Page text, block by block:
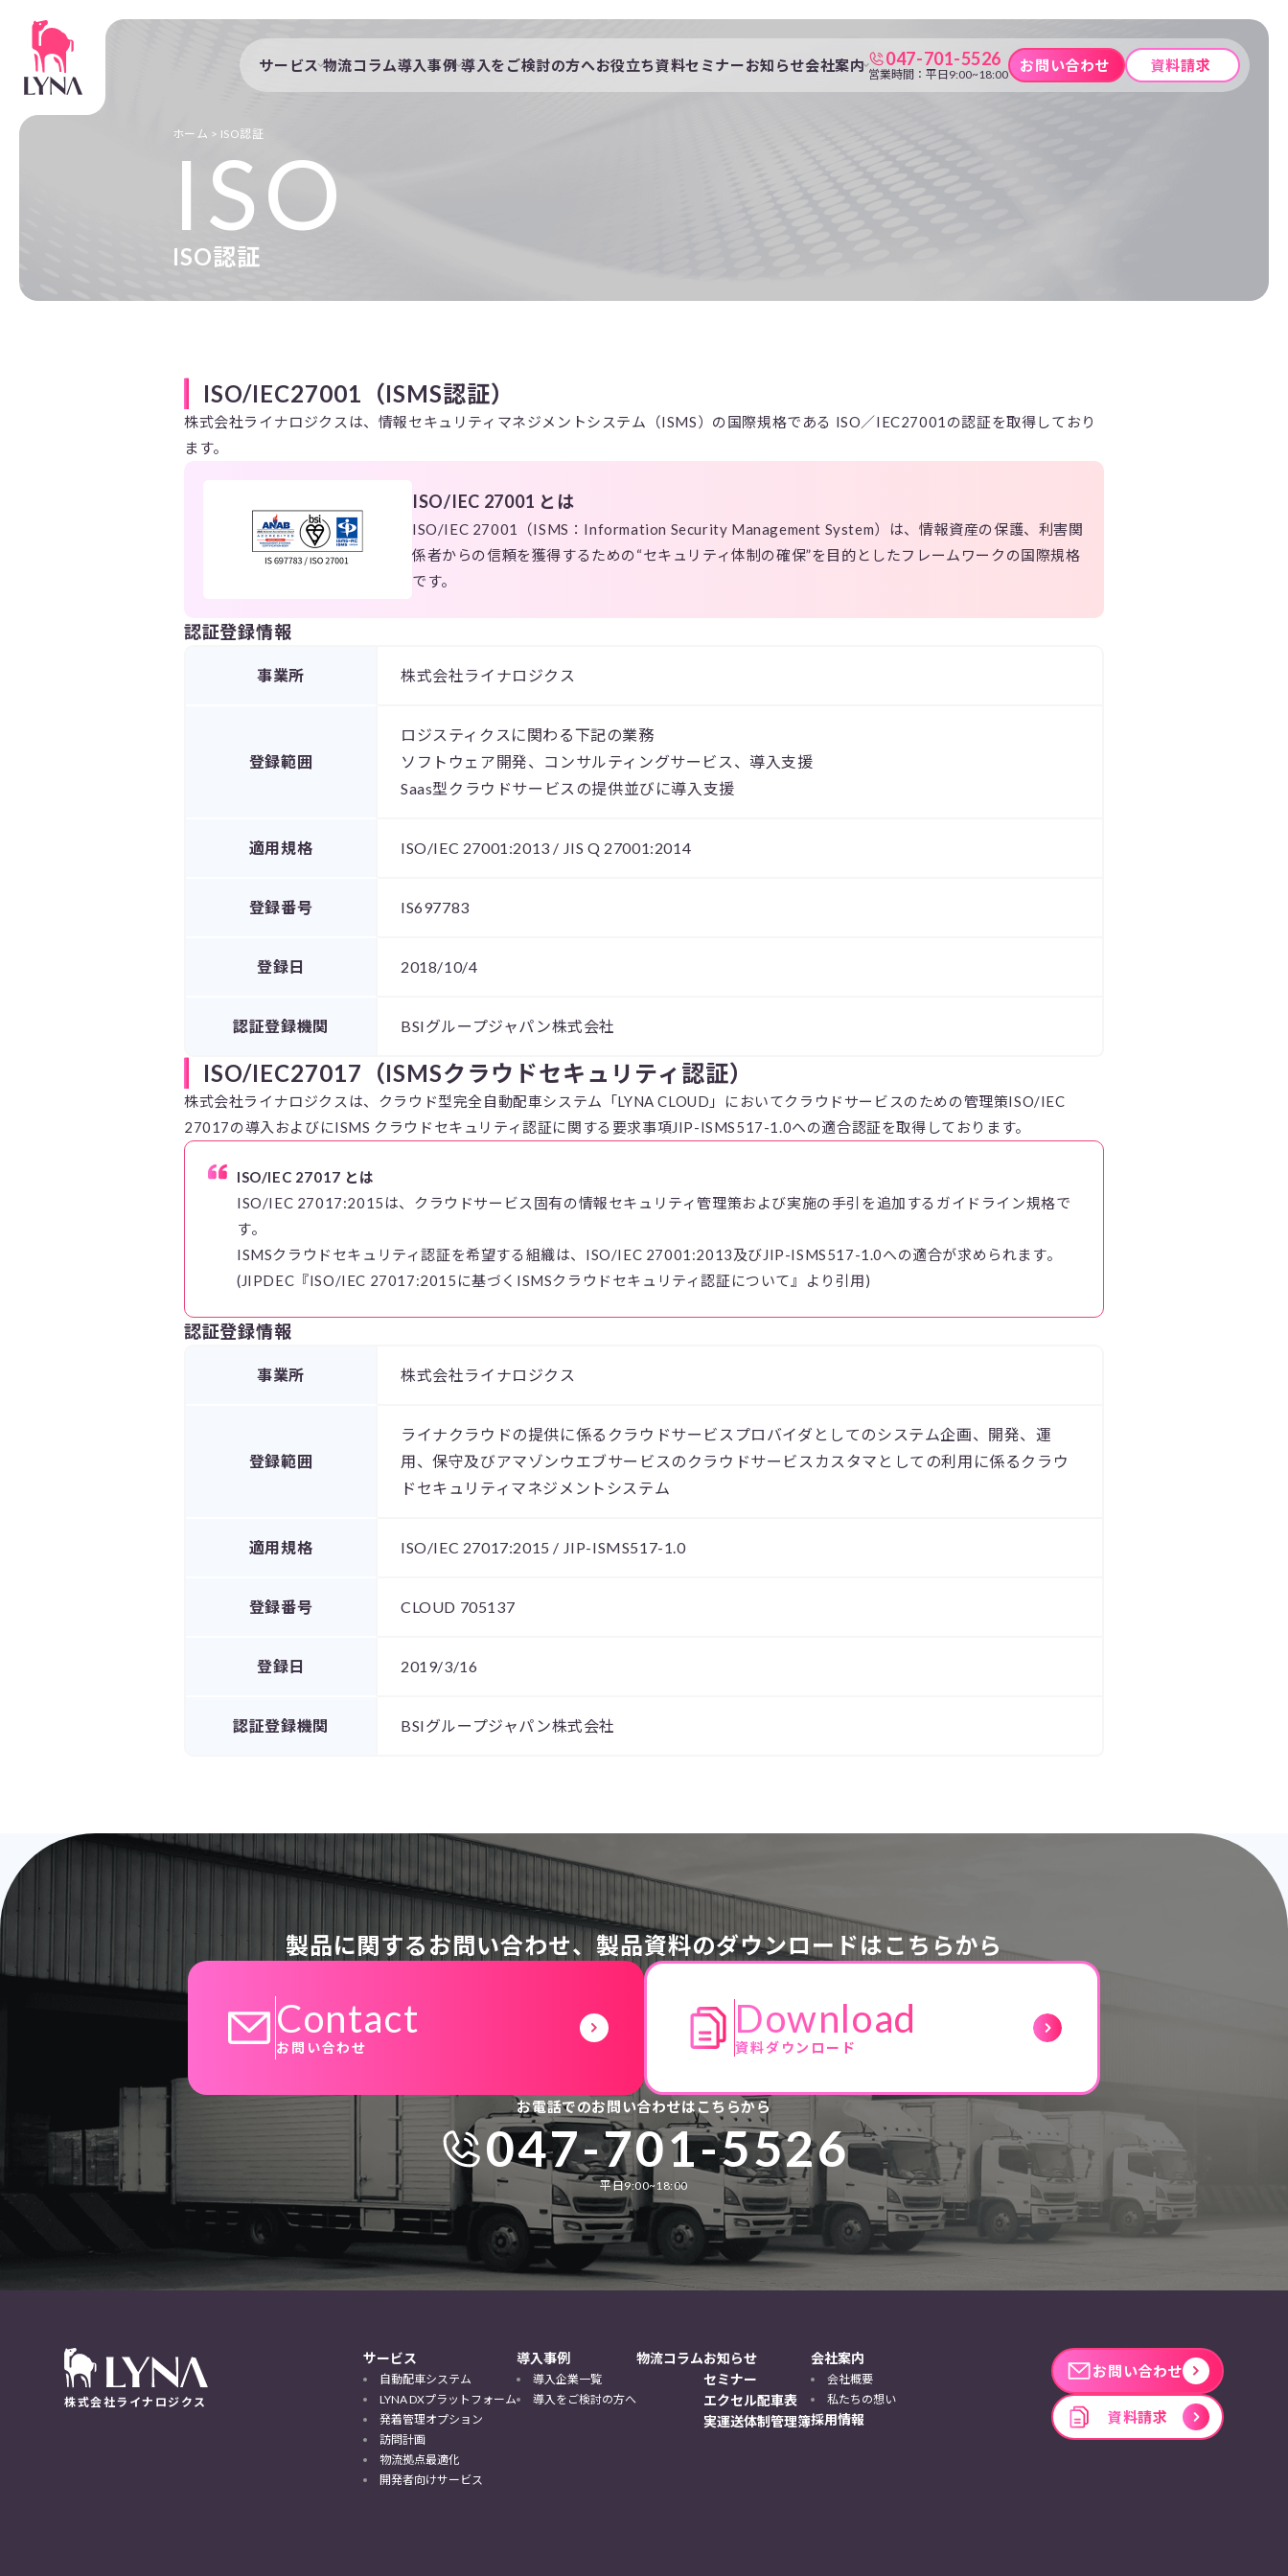
サービス
サービストップ
自動配車システム
DXプラットフォーム
発着管理オプション
訪問計画
物流拠点最適化
物流コラム導入事例
導入事例
導入をご検討の方へお役立ち資料セミナーお知らせ会社案内
会社概要
047-701-5526
営業時間：平日9:00~18:00 お問い合わせ 資料請求
ISO
ISO認証
ホーム > ISO認証
ISO/IEC27001（ISMS認証）
株式会社ライナロジクスは、情報セキュリティマネジメントシステム（ISMS）の国際規格である ISO／IEC27001の認証を取得しており
ます。
ISO/IEC 27001 とは
ISO/IEC 27001（ISMS：Information Security Management System）は、情報資産の保護、利害関
係者からの信頼を獲得するための“セキュリティ体制の確保”を目的としたフレームワークの国際規格
です。
認証登録情報
事業所 株式会社ライナロジクス
登録範囲
ロジスティクスに関わる下記の業務
ソフトウェア開発、コンサルティングサービス、導入支援
Saas型クラウドサービスの提供並びに導入支援
適用規格 ISO/IEC 27001:2013 / JIS Q 27001:2014
登録番号 IS697783
登録日 2018/10/4
認証登録機関 BSIグループジャパン株式会社
ISO/IEC27017（ISMSクラウドセキュリティ認証）
株式会社ライナロジクスは、クラウド型完全自動配車システム「LYNA CLOUD」においてクラウドサービスのための管理策ISO/IEC
27017の導入およびにISMS クラウドセキュリティ認証に関する要求事項JIP-ISMS517-1.0への適合認証を取得しております。
ISO/IEC 27017 とは
ISO/IEC 27017:2015は、クラウドサービス固有の情報セキュリティ管理策および実施の手引を追加するガイドライン規格で
す。
ISMSクラウドセキュリティ認証を希望する組織は、ISO/IEC 27001:2013及びJIP-ISMS517-1.0への適合が求められます。
(JIPDEC『ISO/IEC 27017:2015に基づくISMSクラウドセキュリティ認証について』より引用)
認証登録情報
事業所 株式会社ライナロジクス
登録範囲
ライナクラウドの提供に係るクラウドサービスプロバイダとしてのシステム企画、開発、運
用、保守及びアマゾンウエブサービスのクラウドサービスカスタマとしての利用に係るクラウ
ドセキュリティマネジメントシステム
適用規格 ISO/IEC 27017:2015 / JIP-ISMS517-1.0
登録番号 CLOUD 705137
登録日 2019/3/16
認証登録機関 BSIグループジャパン株式会社
製品に関するお問い合わせ、製品資料のダウンロードはこちらから
Contact
お問い合わせ
Download
資料ダウンロード
お電話でのお問い合わせはこちらから
047-701-5526
平日9:00~18:00
株式会社ライナロジクス
サービス
自動配車システム
LYNA DXプラットフォーム
発着管理オプション
訪問計画
物流拠点最適化
開発者向けサービス
導入事例
導入企業一覧
導入をご検討の方へ
物流コラムお知らせ
セミナー
エクセル配車表
実運送体制管理簿
会社案内
会社概要
私たちの想い
採用情報
お問い合わせ
資料請求